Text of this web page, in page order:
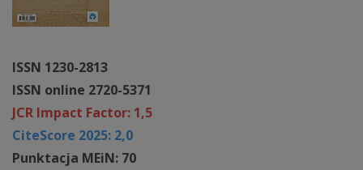
ISSN 1230-2813
ISSN online 2720-5371
JCR Impact Factor: 1,5
CiteScore 2025: 2,0
Punktacja MEiN: 70